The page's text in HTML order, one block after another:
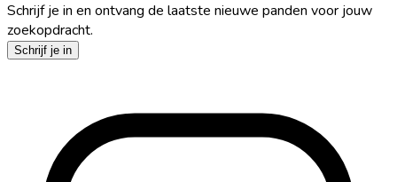
Schrijf je in en ontvang de laatste nieuwe panden voor jouw
zoekopdracht.
Schrijf je in